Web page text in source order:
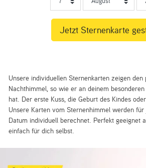
Unsere individuellen Sternenkarten zeigen den
Nachthimmel, so wie er an deinem
hat. Der erste Kuss, die Geburt des Kindes
Unsere Karten vom Sternenhimmel werden
Datum individuell berechnet. Perfekt geeignet
einfach für dich selbst.